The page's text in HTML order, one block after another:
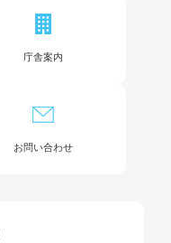
庁舎案内
お問い合わせ